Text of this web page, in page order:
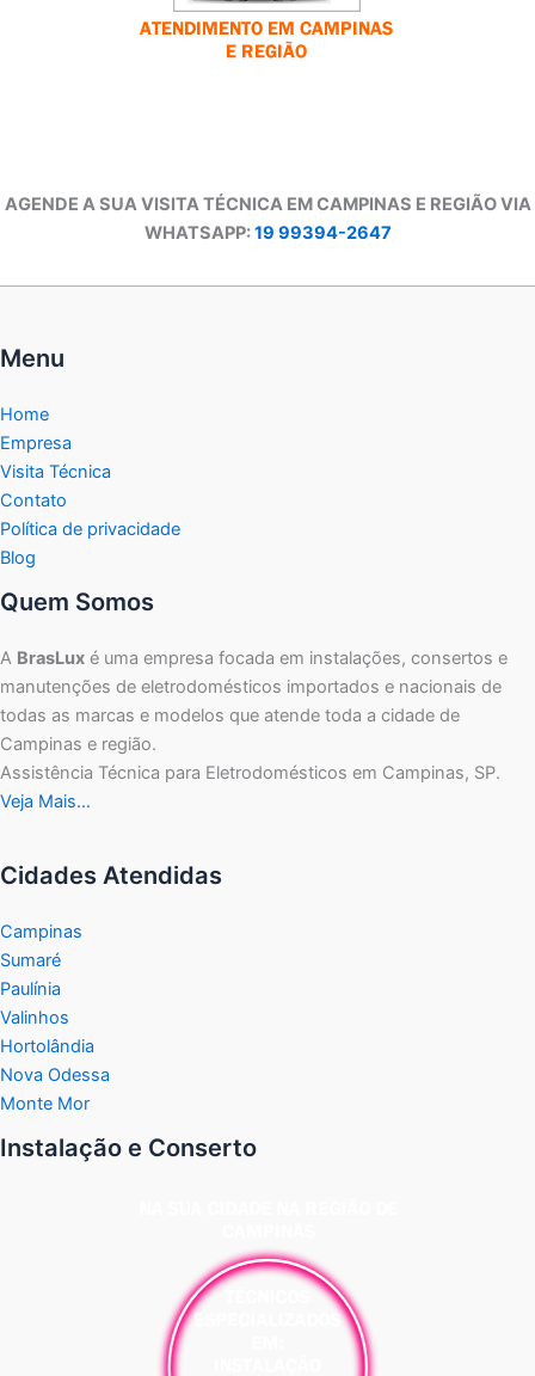
AGENDE A SUA VISITA TÉCNICA EM CAMPINAS E REGIÃO VIA
WHATSAPP:19 99394-2647
Menu
Home
Empresa
Visita Técnica
Contato
Política de privacidade
Blog
Quem Somos
A BrasLux é uma empresa focada em instalações, consertos e
manutenções de eletrodomésticos importados e nacionais de
todas as marcas e modelos que atende toda a cidade de
Campinas e região.
Assistência Técnica para Eletrodomésticos em Campinas, SP.
Veja Mais…
Cidades Atendidas
Campinas
Sumaré
Paulínia
Valinhos
Hortolândia
Nova Odessa
Monte Mor
Instalação e Conserto